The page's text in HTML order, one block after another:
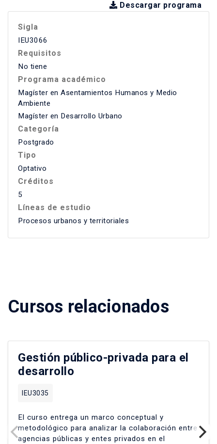
Descargar programa
Sigla
IEU3066
Requisitos
No tiene
Programa académico
Magíster en Asentamientos Humanos y Medio
Ambiente
Magíster en Desarrollo Urbano
Categoría
Postgrado
Tipo
Optativo
Créditos
5
Líneas de estudio
Procesos urbanos y territoriales
Cursos relacionados
Gestión público-privada para el
desarrollo
IEU3035
El curso entrega un marco conceptual y
metodológico para analizar la colaboración entre
agencias públicas y entes privados en el